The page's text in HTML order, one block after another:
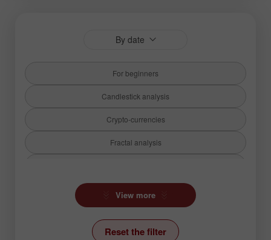
By date
For beginners
Candlestick analysis
Crypto-currencies
Fractal analysis
News
View more
Reset the filter